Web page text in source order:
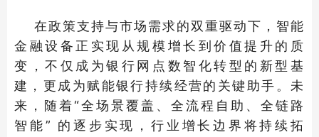
在政策支持与市场需求的双重驱动下，智能
金融设备正实现从规模增长到价值提升的质
变，不仅成为银行网点数智化转型的新型基
建，更成为赋能银行持续经营的关键助手。未
来，随着“全场景覆盖、全流程自助、全链路
智能” 的逐步实现，行业增长边界将持续拓